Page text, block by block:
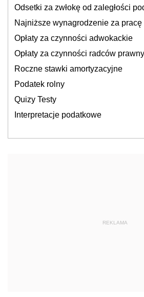
Odsetki za zwłokę od zaległości
Najniższe wynagrodzenie za pracę
Opłaty za czynności adwokackie
Opłaty za czynności radców
Roczne stawki amortyzacyjne
Podatek rolny
Quizy Testy
Interpretacje podatkowe
REKLAMA